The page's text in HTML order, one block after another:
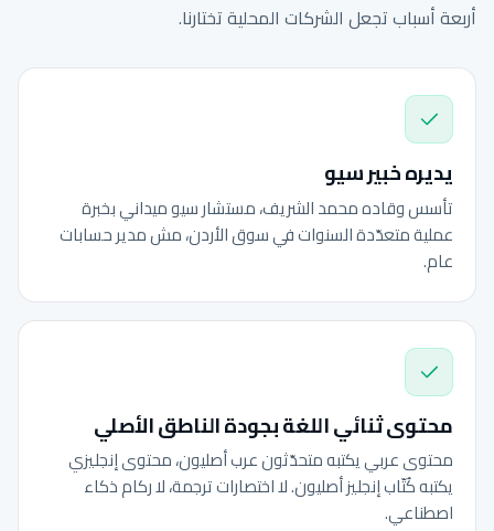
أربعة أسباب تجعل الشركات المحلية تختارنا.
يديره خبير سيو
تأسس وقاده محمد الشريف، مستشار سيو ميداني بخبرة
عملية متعدّدة السنوات في سوق الأردن، مش مدير حسابات
عام.
محتوى ثنائي اللغة بجودة الناطق الأصلي
محتوى عربي يكتبه متحدّثون عرب أصليون، محتوى إنجليزي
يكتبه كُتّاب إنجليز أصليون. لا اختصارات ترجمة، لا ركام ذكاء
اصطناعي.